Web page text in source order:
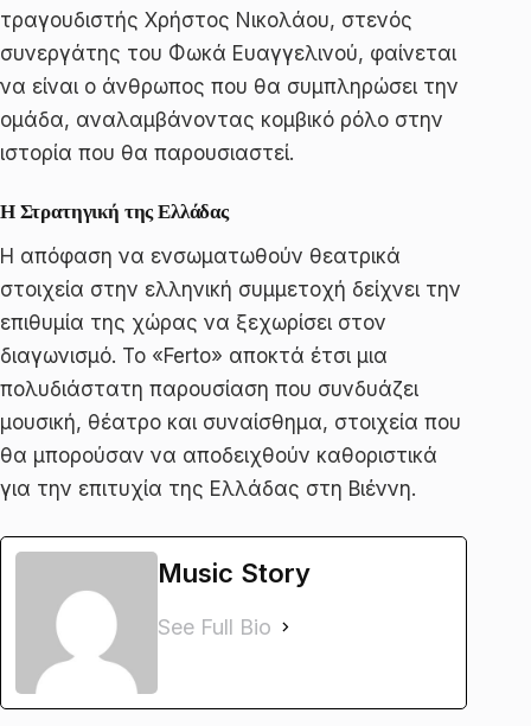
τραγουδιστής Χρήστος Νικολάου, στενός
συνεργάτης του Φωκά Ευαγγελινού, φαίνεται
να είναι ο άνθρωπος που θα συμπληρώσει την
ομάδα, αναλαμβάνοντας κομβικό ρόλο στην
ιστορία που θα παρουσιαστεί.
Η Στρατηγική της Ελλάδας
Η απόφαση να ενσωματωθούν θεατρικά
στοιχεία στην ελληνική συμμετοχή δείχνει την
επιθυμία της χώρας να ξεχωρίσει στον
διαγωνισμό. Το «Ferto» αποκτά έτσι μια
πολυδιάστατη παρουσίαση που συνδυάζει
μουσική, θέατρο και συναίσθημα, στοιχεία που
θα μπορούσαν να αποδειχθούν καθοριστικά
για την επιτυχία της Ελλάδας στη Βιέννη.
Music Story
See Full Bio